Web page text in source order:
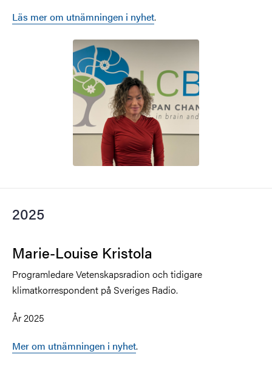
Läs mer om utnämningen i nyhet.
2025
Marie-Louise Kristola
Programledare Vetenskapsradion och tidigare
klimatkorrespondent på Sveriges Radio.
År 2025
Mer om utnämningen i nyhet.